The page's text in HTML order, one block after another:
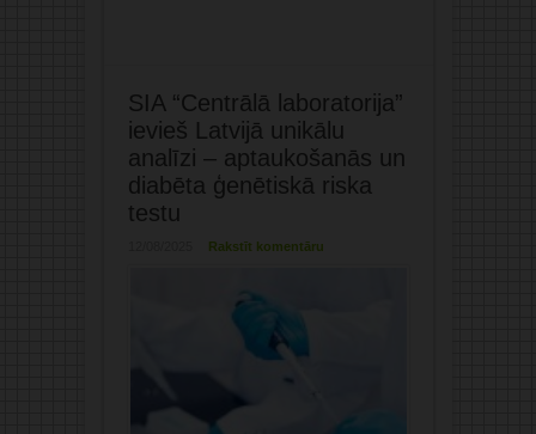
SIA “Centrālā laboratorija”
ievieš Latvijā unikālu
analīzi – aptaukošanās un
diabēta ģenētiskā riska
testu
Rakstīt komentāru